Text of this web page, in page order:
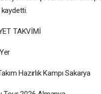
TAKVİMİ
Hazırlık Kampı Sakarya